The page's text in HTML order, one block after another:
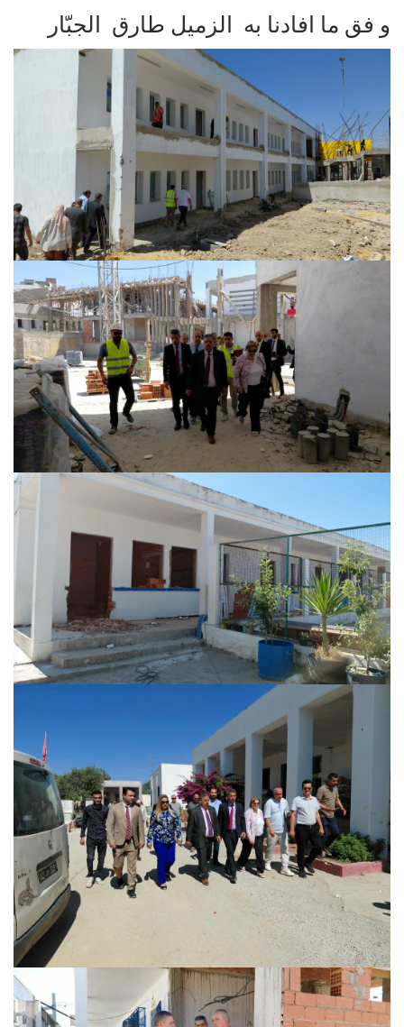
و فق ما افادنا به الزميل طارق الجبّار